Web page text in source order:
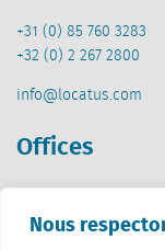
Nous
+31 (0) 85 760 3283
+32 (0) 2 267 2800
info@locatus.com
Offices
Creative Valley